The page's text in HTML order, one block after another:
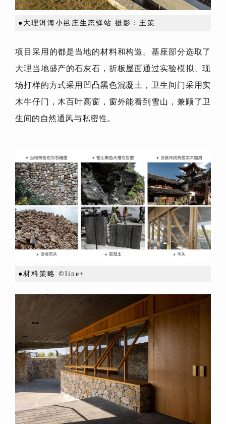
●大理洱海小邑庄生态驿站 摄影：王策
项目采用的都是当地的材料和构造。基座部分选取了
大理当地盛产的石灰石，折板屋面通过实验模拟、现
场打样的方式采用凹凸黑色混凝土，卫生间门采用实
木牛仔门，木百叶高窗，窗外能看到雪山，兼顾了卫
生间的自然通风与私密性。
●材料策略 ©line+